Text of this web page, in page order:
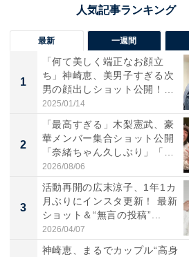
最新 一週間
1
「何て美しく端正なお顔立
ち」神崎恵、美男子すぎる次
男の顔出しショット公開！
「め...
2025/01/14
2
「最高すぎる」木梨憲武、豪
華メンバー集合ショット公開
「奈緒ちゃん久しぶり」「み
ん...
2026/08/06
3
活動再開の広末涼子、1年1カ
月ぶりにインスタ更新！ 最新
ショット＆“無言の投稿”...
2026/04/07
神崎恵、まるでカップル“高身